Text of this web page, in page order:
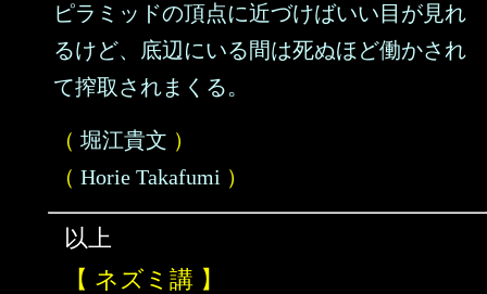
ピラミッドの頂点に近づけばいい目が見れ
るけど、底辺にいる間は死ぬほど働かされ
て搾取されまくる。
（ 堀江貴文 ）
（ Horie Takafumi ）
以上
【 ネズミ講 】